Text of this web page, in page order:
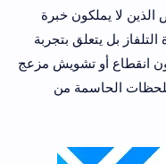
لا يملكون خبرة
بل يتعلق بتجربة
انقطاع أو تشويش مزعج
الحاسمة من